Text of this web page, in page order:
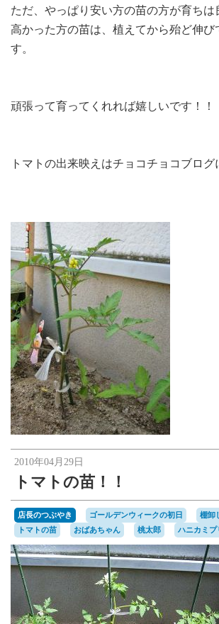
ただ、やっぱり安い方の苗の方が育ちは
高かった方の苗は、植えてから殆ど伸び
す。
頑張って育ってくれれば嬉しいです！！
トマトの出来映えはチョコチョコブログ
2010年04月29日
トマトの苗！！
店長のつぶやき ゴールデンウィークの初日 棚卸
トマトの苗
おばあちゃん 桃太郎 ハニカミプ